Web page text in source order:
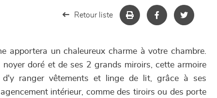
Retour liste
apportera un chaleureux charme à votre chambre.
doré et de ses 2 grands miroirs, cette armoire
d'y ranger vêtements et linge de lit, grâce à ses
intérieur, comme des tiroirs ou des porte